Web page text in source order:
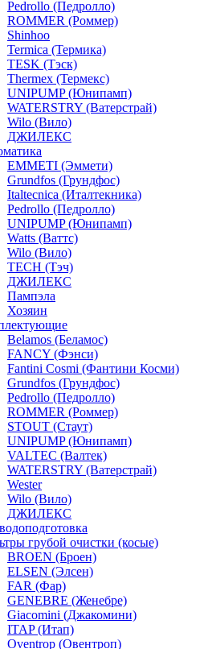
Pedrollo (Педролло)
ROMMER (Роммер)
Shinhoo
Termica (Термика)
TESK (Тэск)
Thermex (Термекс)
UNIPUMP (Юнипамп)
WATERSTRY (Ватерстрай)
Wilo (Вило)
ДЖИЛЕКС
EMMETI (Эммети)
Grundfos (Грундфос)
Italtecnica (Италтекника)
Pedrollo (Педролло)
UNIPUMP (Юнипамп)
Watts (Ваттс)
Wilo (Вило)
TECH (Тэч)
ДЖИЛЕКС
Пампэла
Хозяин
Belamos (Беламос)
FANCY (Фэнси)
Fantini Cosmi (Фантини Косми)
Grundfos (Грундфос)
Pedrollo (Педролло)
ROMMER (Роммер)
STOUT (Стаут)
UNIPUMP (Юнипамп)
VALTEC (Валтек)
WATERSTRY (Ватерстрай)
Wester
Wilo (Вило)
ДЖИЛЕКС
грубой очистки (косые)
BROEN (Броен)
ELSEN (Элсен)
FAR (Фар)
GENEBRE (Женебре)
Giacomini (Джакомини)
ITAP (Итап)
Oventrop (Овентроп)